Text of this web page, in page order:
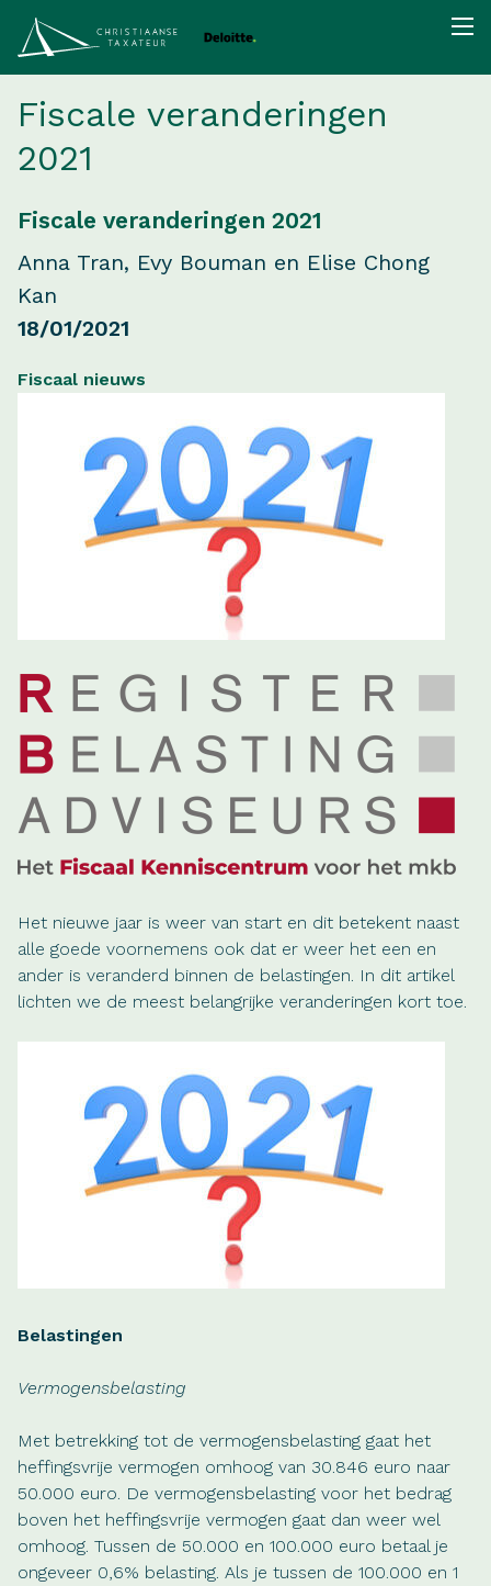
Fiscale veranderingen
2021
Fiscale veranderingen 2021
Anna Tran, Evy Bouman en Elise Chong
Kan
18/01/2021
Fiscaal nieuws
Het nieuwe jaar is weer van start en dit betekent naast
alle goede voornemens ook dat er weer het een en
ander is veranderd binnen de belastingen. In dit artikel
lichten we de meest belangrijke veranderingen kort toe.
Belastingen
Vermogensbelasting
Met betrekking tot de vermogensbelasting gaat het
heffingsvrije vermogen omhoog van 30.846 euro naar
50.000 euro. De vermogensbelasting voor het bedrag
boven het heffingsvrije vermogen gaat dan weer wel
omhoog. Tussen de 50.000 en 100.000 euro betaal je
ongeveer 0,6% belasting. Als je tussen de 100.000 en 1